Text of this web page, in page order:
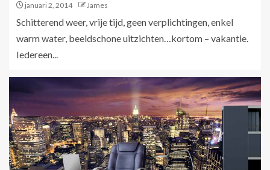
januari 2, 2014 James
Schitterend weer, vrije tijd, geen verplichtingen, enkel
warm water, beeldschone uitzichten…kortom – vakantie.
Iedereen...